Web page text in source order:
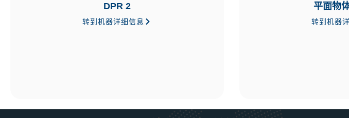
DPR 2
转到机器详细信息
平面物
转到机器